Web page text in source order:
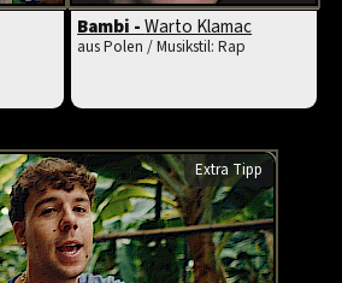
Bambi -Warto Klamac
aus Polen / Musikstil: Rap
Extra Tipp